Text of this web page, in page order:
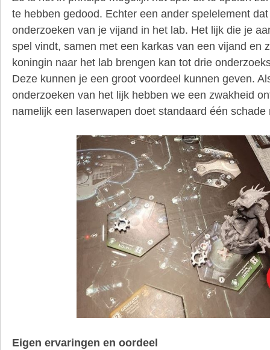
te hebben gedood. Echter een ander spelelement
onderzoeken van je vijand in het lab. Het lijk die je
spel vindt, samen met een karkas van een vijand en
koningin naar het lab brengen kan tot drie
Deze kunnen je een groot voordeel kunnen geven.
onderzoeken van het lijk hebben we een zwakheid
namelijk een laserwapen doet standaard één schade
Eigen ervaringen en oordeel